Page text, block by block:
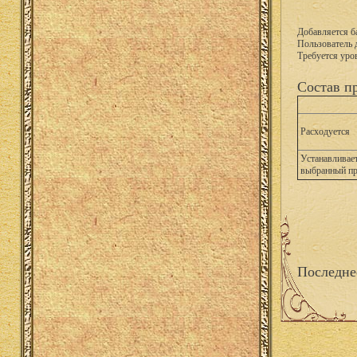
Добавляется
Пользователь
Требуется
Состав
Расходуется
выбранный